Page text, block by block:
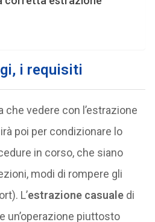
i requisiti
che vedere con l’estrazione
poi per condizionare lo
in corso, che siano
modi di rompere gli
L’estrazione casualedi
un’operazione piuttosto